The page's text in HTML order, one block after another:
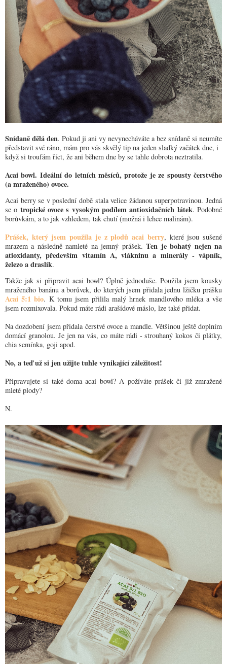
Snídaně dělá den. Pokud ji ani vy nevynecháváte a bez snídaně si neumíte
představit své ráno, mám pro vás skvělý tip na jeden sladký začátek dne, i
když si troufám říct, že ani během dne by se tahle dobrota neztratila.
Acai bowl. Ideální do letních měsíců, protože je ze spousty čerstvého
(a mraženého) ovoce.
Acai berry se v poslední době stala velice žádanou superpotravinou. Jedná
se o tropické ovoce s vysokým podílem antioxidačních látek. Podobné
borůvkám, a to jak vzhledem, tak chutí (možná i lehce malinám).
Prášek, který jsem použila je z plodů acai berry, které jsou sušené
mrazem a následně namleté na jemný prášek.Ten je bohatý nejen na
atioxidanty, především vitamín A, vlákninu a minerály - vápník,
železo a draslík.
Takže jak si připravit acai bowl? Úplně jednoduše. Použila jsem kousky
mraženého banánu a borůvek, do kterých jsem přidala jednu lžičku prášku
Acai 5:1 bio. K tomu jsem přilila malý hrnek mandlového mléka a vše
jsem rozmixovala. Pokud máte rádi arašídové máslo, lze také přidat.
Na dozdobení jsem přidala čerstvé ovoce a mandle. Většinou ještě doplním
domácí granolou. Je jen na vás, co máte rádi - strouhaný kokos či plátky,
chia semínka, goji apod.
No, a teď už si jen užijte tuhle vynikající záležitost!
Připravujete si také doma acai bowl? A požíváte prášek či již zmražené
mleté plody?
N.